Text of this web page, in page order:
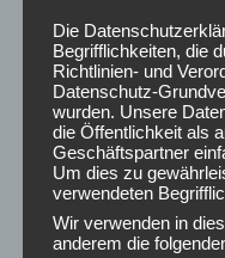
Mai 2022
März 2022
Januar 2022
Dezember 2021
Oktober 2021
September 2021
August 2021
Juli 2021
Die
Begrifflichkeiten, die
Richtlinien- und
Datenschutz-
wurden. Unsere
die Öffentlichkeit als
Geschäftspartner
Um dies zu
verwendeten
Wir verwenden in
anderem die